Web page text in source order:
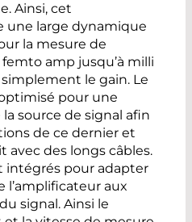
Ainsi, cet
une large dynamique
la mesure de
amp jusqu’à milli
le gain. Le
pour une
source de signal afin
de ce dernier et
avec des longs câbles.
intégrés pour adapter
l’amplificateur aux
signal. Ainsi le